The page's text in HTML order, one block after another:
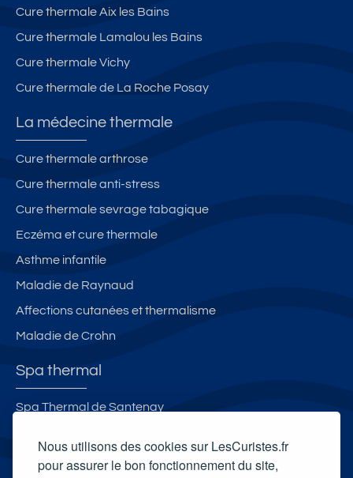
Nous utilisons des cookies sur LesCuristes.fr
pour assurer le bon fonctionnement du site,
Cure thermale Aix les Bains
Cure thermale Lamalou les Bains
Cure thermale Vichy
Cure thermale de La Roche Posay
La médecine thermale
Cure thermale arthrose
Cure thermale anti-stress
Cure thermale sevrage tabagique
Eczéma et cure thermale
Asthme infantile
Maladie de Raynaud
Affections cutanées et thermalisme
Maladie de Crohn
Spa thermal
Spa Thermal de Santenay
L'Institut de Morsbronn-les-Bains